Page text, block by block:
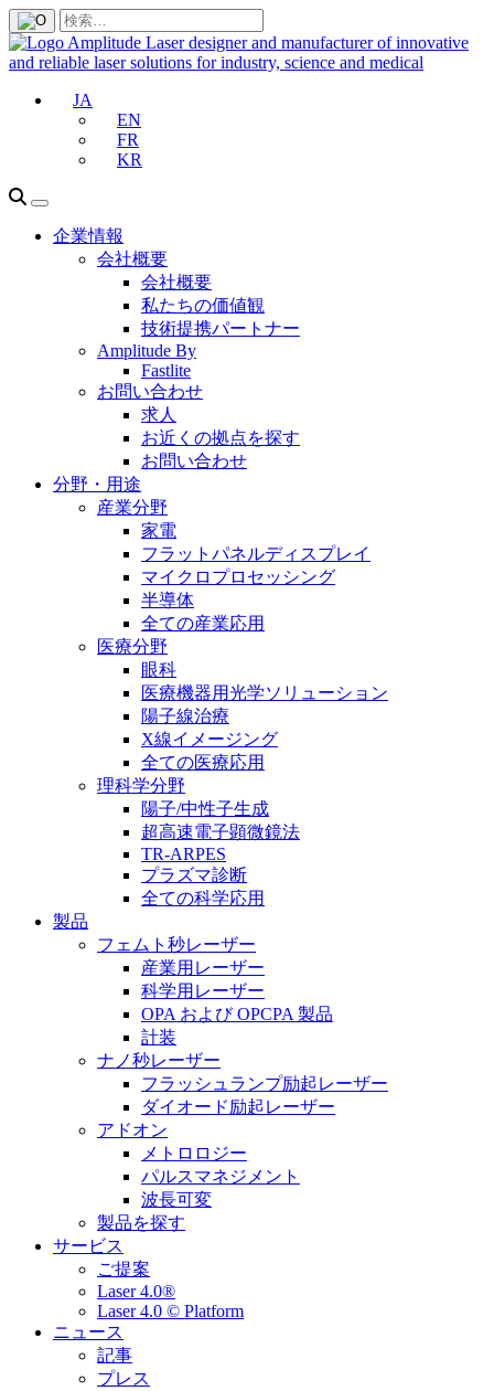
JA
EN
FR
KR
企業情報
会社概要
会社概要
私たちの価値観
技術提携パートナー
Amplitude By
Fastlite
お問い合わせ
求人
お近くの拠点を探す
お問い合わせ
分野・用途
産業分野
家電
フラットパネルディスプレイ
マイクロプロセッシング
半導体
全ての産業応用
医療分野
眼科
医療機器用光学ソリューション
陽子線治療
X線イメージング
全ての医療応用
理科学分野
陽子/中性子生成
超高速電子顕微鏡法
TR-ARPES
プラズマ診断
全ての科学応用
製品
フェムト秒レーザー
産業用レーザー
科学用レーザー
OPA および OPCPA 製品
計装
ナノ秒レーザー
フラッシュランプ励起レーザー
ダイオード励起レーザー
アドオン
メトロロジー
パルスマネジメント
波長可変
製品を探す
サービス
ご提案
Laser 4.0®
Laser 4.0 © Platform
ニュース
記事
プレス